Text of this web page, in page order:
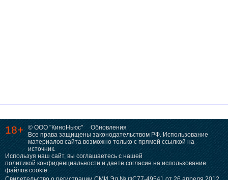
18+ © ООО "КиноНьюс"
Обновления
Все права защищены законодательством РФ. Использование
материалов сайта возможно только с прямой ссылкой на
источник.
Используя наш сайт, вы соглашаетесь с нашей
политикой конфиденциальности и даете согласие на использование
файлов cookie.